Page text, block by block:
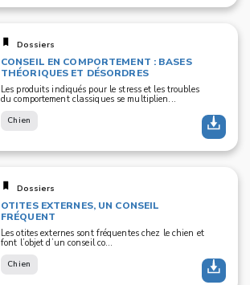
Dossiers
CONSEIL EN COMPORTEMENT : BASES
THÉORIQUES ET DÉSORDRES
Les produits indiqués pour le stress et les troubles
du comportement classiques se multiplien...
Chien
Dossiers
OTITES EXTERNES, UN CONSEIL
FRÉQUENT
Les otites externes sont fréquentes chez le chien et
font l’objet d’un conseil co...
Chien